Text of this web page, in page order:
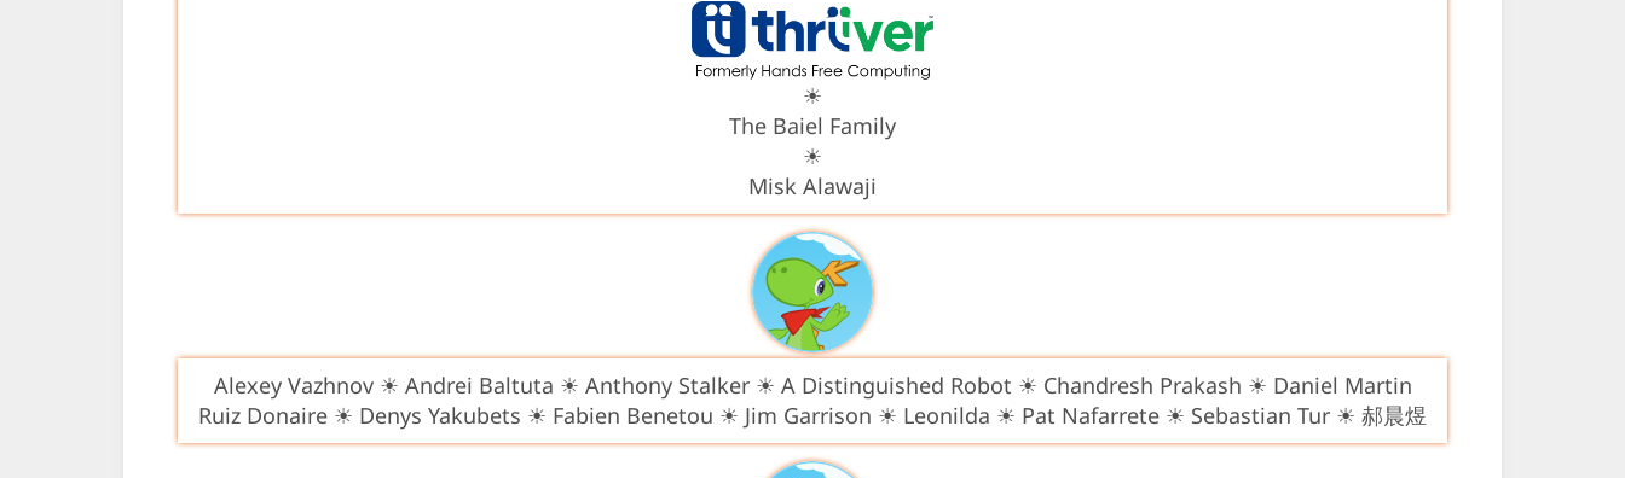
☀
The Baiel Family
☀
Misk Alawaji
Alexey Vazhnov ☀ Andrei Baltuta ☀ Anthony Stalker ☀ A Distinguished Robot ☀ Chandresh Prakash ☀ Daniel Martin
Ruiz Donaire ☀ Denys Yakubets ☀ Fabien Benetou ☀ Jim Garrison ☀ Leonilda ☀ Pat Nafarrete ☀ Sebastian Tur ☀ 郝晨煜